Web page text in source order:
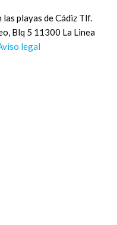
playas de Cádiz Tlf.
Blq 5 11300 La Linea
legal